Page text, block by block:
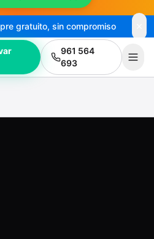
gratuito, sin compromiso
961 564
693